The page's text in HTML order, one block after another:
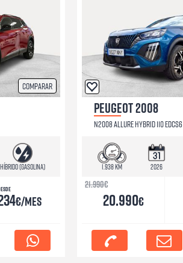
Comparar
Híbrido (Gasolina)
€/mes
PEUGEOT 2008
N2008 ALLURE HYBRID 110 EDCS6
1.938 km 2026
21.990€
20.990€